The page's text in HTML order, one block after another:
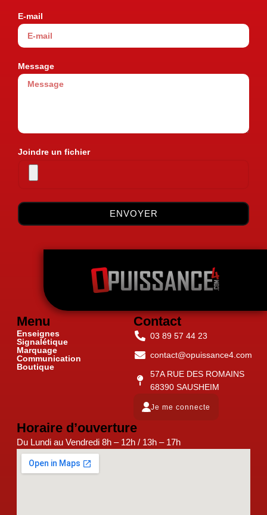
E-mail
Message
Joindre un fichier
ENVOYER
Menu
Enseignes
Signalétique
Marquage
Communication
Boutique
Contact
03 89 57 44 23
contact@opuissance4.com
57A RUE DES ROMAINS
68390 SAUSHEIM
Je me connecte
Horaire d’ouverture
Du Lundi au Vendredi 8h – 12h / 13h – 17h